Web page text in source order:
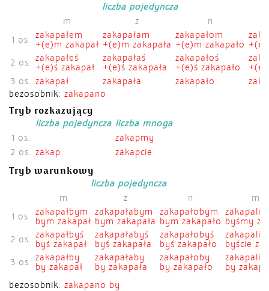
liczba pojedyncza
m
ż
n
1 os. zakapałem
+(e)m zakapał
zakapałam
+(e)m zakapała
zakapałom
+(e)m zakapało
2 os. zakapałeś
+(e)ś zakapał
zakapałaś
+(e)ś zakapała
zakapałoś
+(e)ś zakapało
3 os. zakapał zakapała zakapało
bezosobnik: zakapano
Tryb rozkazujący
liczba pojedyncza liczba mnoga
1 os.
zakapmy
2 os. zakap zakapcie
Tryb warunkowy
liczba pojedyncza
m
ż n
mo
1 os. zakapałbym
bym zakapał
zakapałabym
bym zakapała
zakapałobym
bym zakapało byśmy
2 os. zakapałbyś
byś zakapał
zakapałabyś
byś zakapała
zakapałobyś
byś zakapało
byście
3 os. zakapałby
by zakapał
zakapałaby
by zakapała
zakapałoby
by zakapało
by
bezosobnik: zakapano by